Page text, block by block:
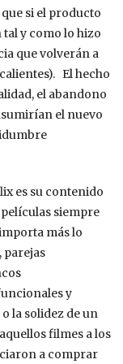
si el producto
tal y como lo hizo
que volverán a
El hecho
el abandono
el nuevo
es su contenido
siempre
más lo
parejas
y
la solidez de un
filmes a los
a comprar